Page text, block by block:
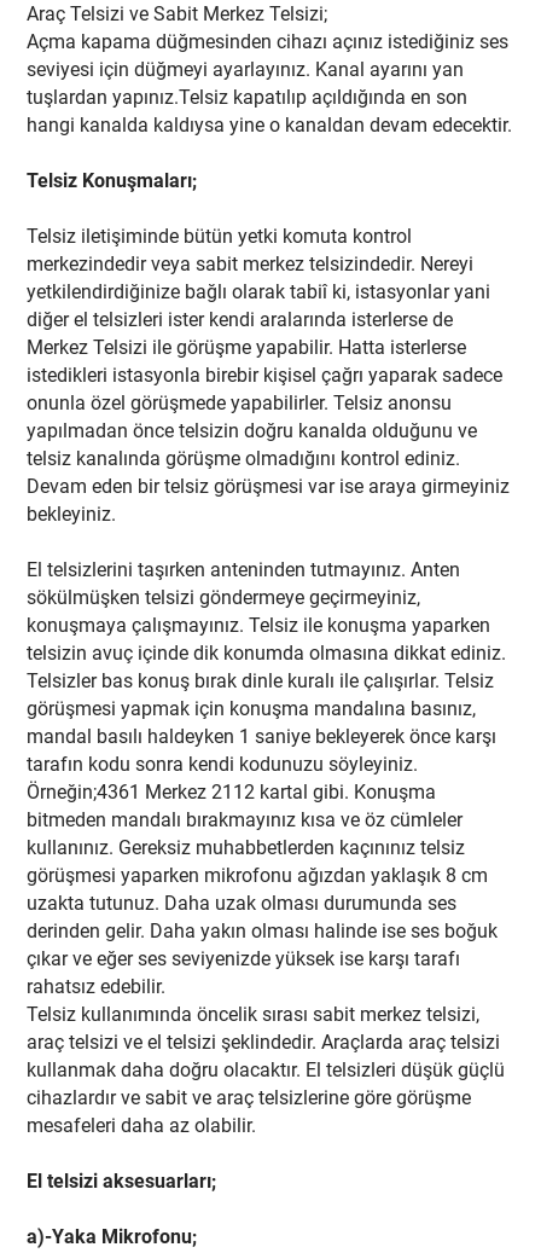
Araç Telsizi ve Sabit Merkez Telsizi;
Açma kapama düğmesinden cihazı açınız istediğiniz ses
seviyesi için düğmeyi ayarlayınız. Kanal ayarını yan
tuşlardan yapınız.Telsiz kapatılıp açıldığında en son
hangi kanalda kaldıysa yine o kanaldan devam edecektir.
Telsiz Konuşmaları;
Telsiz iletişiminde bütün yetki komuta kontrol
merkezindedir veya sabit merkez telsizindedir. Nereyi
yetkilendirdiğinize bağlı olarak tabiî ki, istasyonlar yani
diğer el telsizleri ister kendi aralarında isterlerse de
Merkez Telsizi ile görüşme yapabilir. Hatta isterlerse
istedikleri istasyonla birebir kişisel çağrı yaparak sadece
onunla özel görüşmede yapabilirler. Telsiz anonsu
yapılmadan önce telsizin doğru kanalda olduğunu ve
telsiz kanalında görüşme olmadığını kontrol ediniz.
Devam eden bir telsiz görüşmesi var ise araya girmeyiniz
bekleyiniz.
El telsizlerini taşırken anteninden tutmayınız. Anten
sökülmüşken telsizi göndermeye geçirmeyiniz,
konuşmaya çalışmayınız. Telsiz ile konuşma yaparken
telsizin avuç içinde dik konumda olmasına dikkat ediniz.
Telsizler bas konuş bırak dinle kuralı ile çalışırlar. Telsiz
görüşmesi yapmak için konuşma mandalına basınız,
mandal basılı haldeyken 1 saniye bekleyerek önce karşı
tarafın kodu sonra kendi kodunuzu söyleyiniz.
Örneğin;4361 Merkez 2112 kartal gibi. Konuşma
bitmeden mandalı bırakmayınız kısa ve öz cümleler
kullanınız. Gereksiz muhabbetlerden kaçınınız telsiz
görüşmesi yaparken mikrofonu ağızdan yaklaşık 8 cm
uzakta tutunuz. Daha uzak olması durumunda ses
derinden gelir. Daha yakın olması halinde ise ses boğuk
çıkar ve eğer ses seviyenizde yüksek ise karşı tarafı
rahatsız edebilir.
Telsiz kullanımında öncelik sırası sabit merkez telsizi,
araç telsizi ve el telsizi şeklindedir. Araçlarda araç telsizi
kullanmak daha doğru olacaktır. El telsizleri düşük güçlü
cihazlardır ve sabit ve araç telsizlerine göre görüşme
mesafeleri daha az olabilir.
El telsizi aksesuarları;
a)-Yaka Mikrofonu;